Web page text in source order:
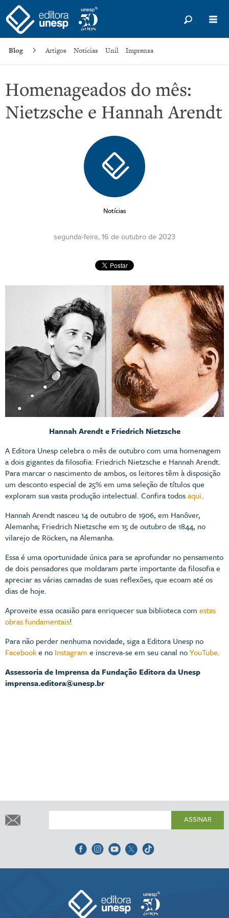
Blog Artigos Notícias Unil Imprensa
Homenageados do mês:
Nietzsche e Hannah Arendt
Notícias
segunda-feira, 16 de outubro de 2023
Hannah Arendt e Friedrich Nietzsche
A Editora Unesp celebra o mês de outubro com uma homenagem
a dois gigantes da filosofia: Friedrich Nietzsche e Hannah Arendt.
Para marcar o nascimento de ambos, os leitores têm à disposição
um desconto especial de 25% em uma seleção de títulos que
exploram sua vasta produção intelectual. Confira todosaqui.
Hannah Arendt nasceu 14 de outubro de 1906, em Hanôver,
Alemanha; Friedrich Nietzsche em 15 de outubro de 1844, no
vilarejo de Röcken, na Alemanha.
Essa é uma oportunidade única para se aprofundar no pensamento
de dois pensadores que moldaram parte importante da filosofia e
apreciar as várias camadas de suas reflexões, que ecoam até os
dias de hoje.
Aproveite essa ocasião para enriquecer sua biblioteca com estas
obras fundamentais!
Para não perder nenhuma novidade, siga a Editora Unesp no
Facebooke no Instagram e inscreva-se em seu canal noYouTube.
Assessoria de Imprensa da Fundação Editora da Unesp
imprensa.editora@unesp.br
ASSINAR